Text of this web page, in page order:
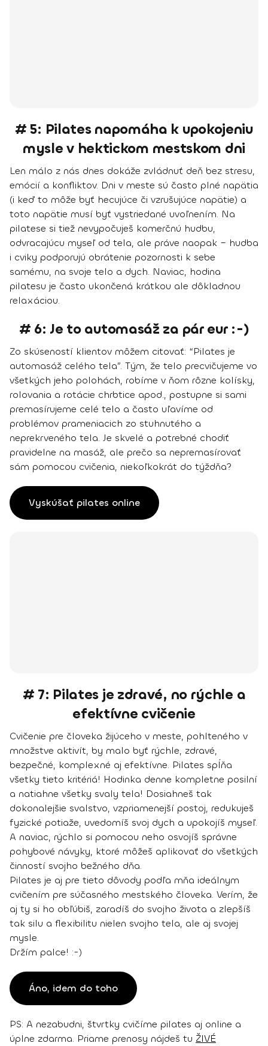
# 5: Pilates napomáha k upokojeniu
mysle v hektickom mestskom dni
Len málo z nás dnes dokáže zvládnuť deň bez stresu,
emócií a konfliktov. Dni v meste sú často plné napätia
(i keď to môže byť hecujúce či vzrušujúce napätie) a
toto napätie musí byť vystriedané uvoľnením. Na
pilatese si tiež nevypočuješ komerčnú hudbu,
odvracajúcu myseľ od tela, ale práve naopak – hudba
i cviky podporujú obrátenie pozornosti k sebe
samému, na svoje telo a dych. Naviac, hodina
pilatesu je často ukončená krátkou ale dôkladnou
relaxáciou.
# 6: Je to automasáž za pár eur :-)
Zo skúseností klientov môžem citovať: “Pilates je
automasáž celého tela”. Tým, že telo precvičujeme vo
všetkých jeho polohách, robíme v ňom rôzne kolísky,
rolovania a rotácie chrbtice apod., postupne si sami
premasírujeme celé telo a často uľavíme od
problémov prameniacich zo stuhnutého a
neprekrveného tela. Je skvelé a potrebné chodiť
pravidelne na masáž, ale prečo sa nepremasírovať
sám pomocou cvičenia, niekoľkokrát do týždňa?
Vyskúšať pilates online
# 7: Pilates je zdravé, no rýchle a
efektívne cvičenie
Cvičenie pre človeka žijúceho v meste, pohlteného v
množstve aktivít, by malo byť rýchle, zdravé,
bezpečné, komplexné aj efektívne. Pilates spĺňa
všetky tieto kritériá! Hodinka denne kompletne posilní
a natiahne všetky svaly tela! Dosiahneš tak
dokonalejšie svalstvo, vzpriamenejší postoj, redukuješ
fyzické potiaže, uvedomíš svoj dych a upokojíš myseľ.
A naviac, rýchlo si pomocou neho osvojíš správne
pohybové návyky, ktoré môžeš aplikovať do všetkých
činností svojho bežného dňa.
Pilates je aj pre tieto dôvody podľa mňa ideálnym
cvičením pre súčasného mestského človeka. Verím, že
aj ty si ho obľúbiš, zaradíš do svojho života a zlepšíš
tak silu a flexibilitu nielen svojho tela, ale aj svojej
mysle.
Držím palce! :-)
Áno, idem do toho
PS: A nezabudni, štvrtky cvičíme pilates aj online a
úplne zdarma. Priame prenosy nájdeš tu ŽIVÉ